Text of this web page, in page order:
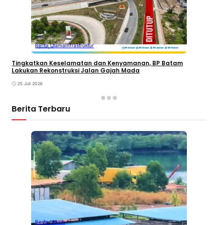
Berita UtamaInfrastruktur
Tingkatkan Keselamatan dan Kenyamanan, BP Batam
Lakukan Rekonstruksi Jalan Gajah Mada
25 Juli 2026
Berita Terbaru
Berita Utama